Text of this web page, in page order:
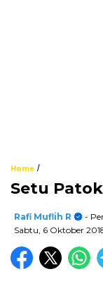
Home /
Setu Patok
Rafi Muflih R
-
Sabtu, 6 Oktober